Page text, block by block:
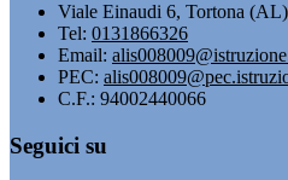
Viale Einaudi 6, Tortona (AL)
Tel: 0131866326
Email:
PEC:
C.F.: 94002440066
Seguici su